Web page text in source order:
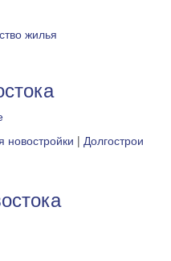
жилья
| Долгострои